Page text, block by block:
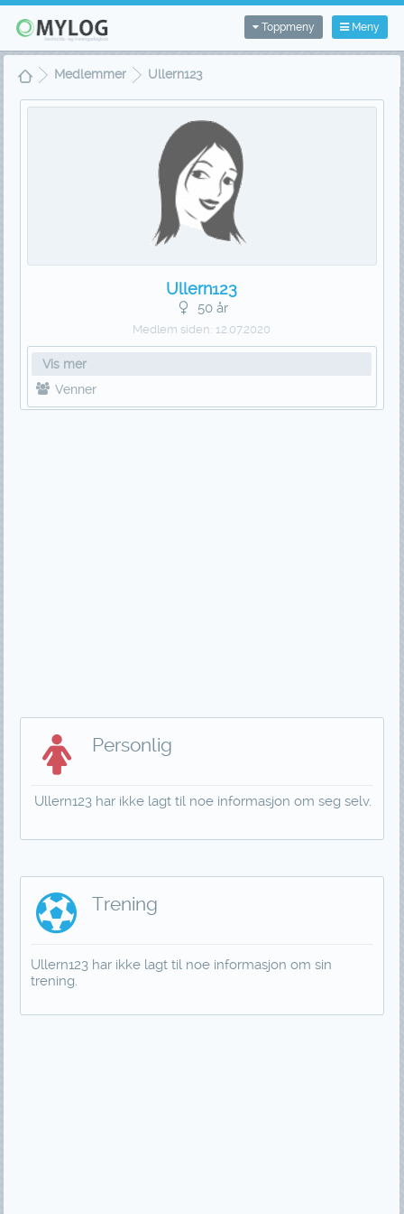
Meny
Toppmeny
Medlemmer Ullern123
Ullern123
50 år
Medlem siden: 12.07.2020
Vis mer
Venner
Personlig
Ullern123 har ikke lagt til noe informasjon om seg selv.
Trening
Ullern123 har ikke lagt til noe informasjon om sin
trening.